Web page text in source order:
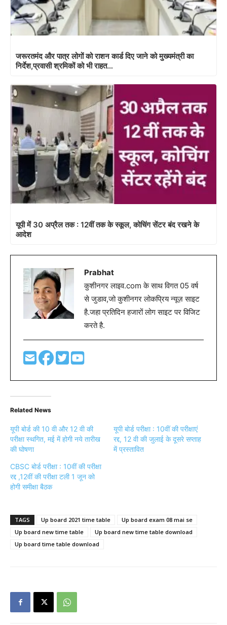
जरूरतमंद और पात्र लोगों को राशन कार्ड दिए जाने को मुख्यमंत्री का
निर्देश,प्रवासी श्रमिकों को भी राहत…
यूपी में 30 अप्रैल तक : 12वीं तक के स्कूल, कोचिंग सेंटर बंद रखने के
आदेश
Prabhat
कुशीनगर लाइव.com के साथ विगत 05 वर्ष
से जुडाव,जो कुशीनगर लोकप्रिय न्यूज़ साइट
है.जहा प्रतिदिन हजारों लोग साइट पर विजिट
करते है.
Related News
यूपी बोर्ड की 10 वी और 12 वी की
परीक्षा स्थगित, मई में होगी नये तारीख
की घोषणा
यूपी बोर्ड परीक्षा : 10वीं की परीक्षाएं
रद्द, 12 वी की जुलाई के दूसरे सप्ताह
में प्रस्तावित
CBSC बोर्ड परीक्षा : 10वीं की परीक्षा
रद्द ,12वीं की परीक्षा टली 1 जून को
होगी समीक्षा बैठक
TAGS Up board 2021 time table
Up board exam 08 mai se
Up board new time table
Up board new time table download
Up board time table download